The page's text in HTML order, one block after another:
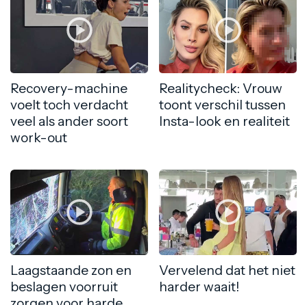
Recovery-machine
voelt toch verdacht
veel als ander soort
work-out
Realitycheck: Vrouw
toont verschil tussen
Insta-look en realiteit
Laagstaande zon en
beslagen voorruit
Vervelend dat het niet
harder waait!